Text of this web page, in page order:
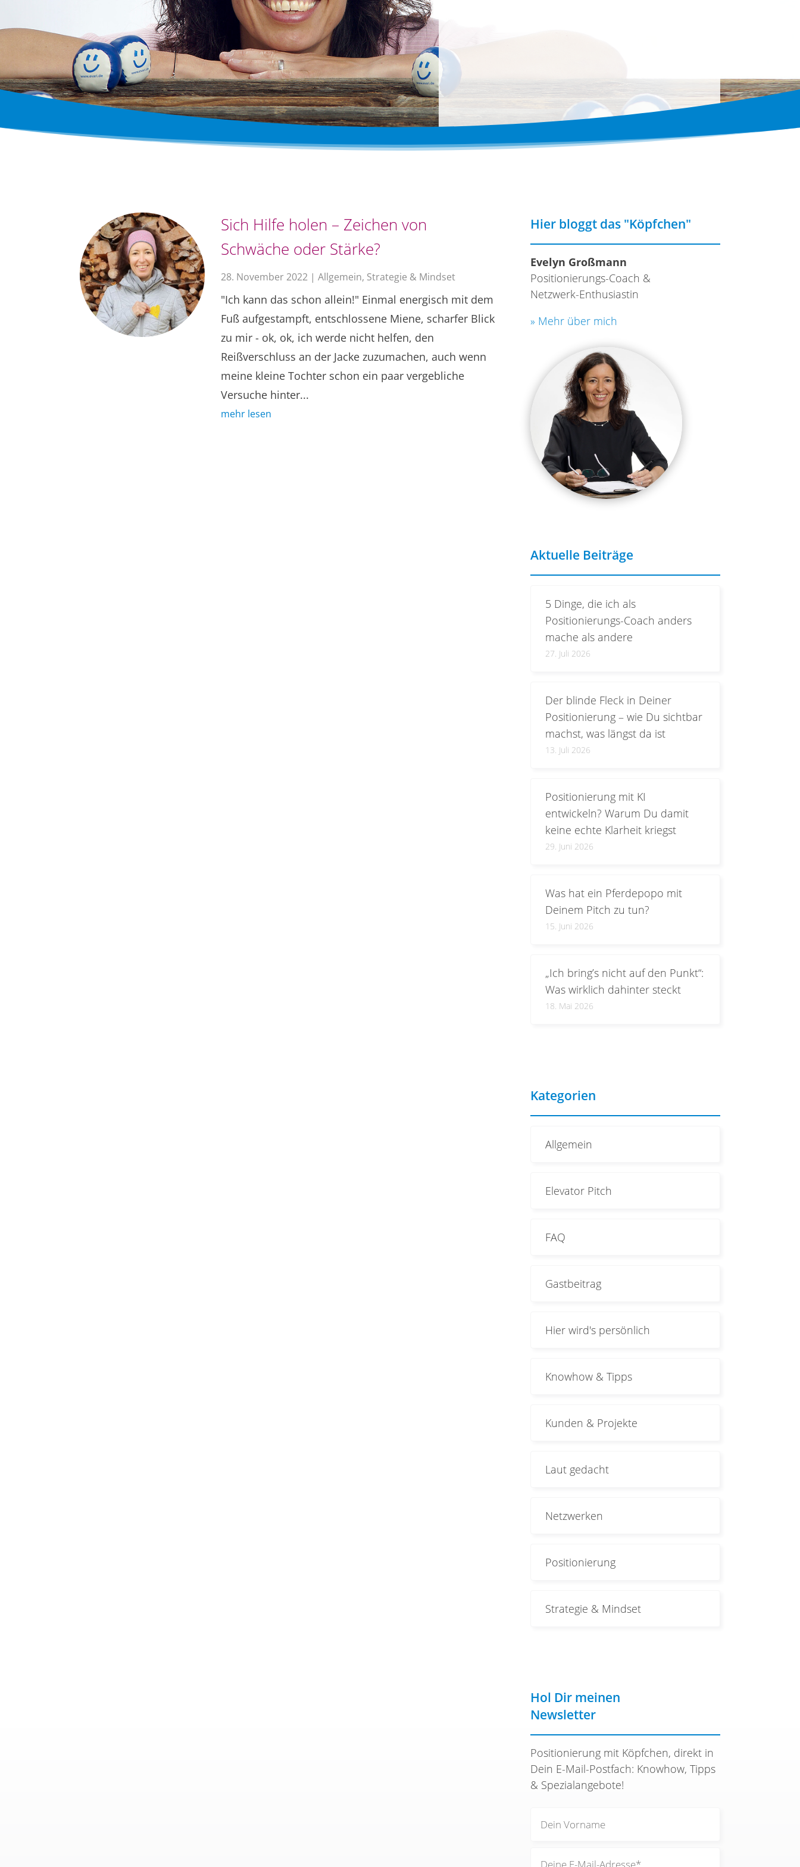
Sich Hilfe holen – Zeichen von
Schwäche oder Stärke?
28. November 2022 |Allgemein, Strategie & Mindset
"Ich kann das schon allein!" Einmal energisch mit dem
Fuß aufgestampft, entschlossene Miene, scharfer Blick
zu mir - ok, ok, ich werde nicht helfen, den
Reißverschluss an der Jacke zuzumachen, auch wenn
meine kleine Tochter schon ein paar vergebliche
Versuche hinter...
mehr lesen
Hier bloggt das "Köpfchen"
Evelyn Großmann
Positionierungs-Coach &
Netzwerk-Enthusiastin
» Mehr über mich
Aktuelle Beiträge
5 Dinge, die ich als
Positionierungs-Coach anders
mache als andere
27. Juli 2026
Der blinde Fleck in Deiner
Positionierung – wie Du sichtbar
machst, was längst da ist
13. Juli 2026
Positionierung mit KI
entwickeln? Warum Du damit
keine echte Klarheit kriegst
29. Juni 2026
Was hat ein Pferdepopo mit
Deinem Pitch zu tun?
15. Juni 2026
„Ich bring’s nicht auf den Punkt“:
Was wirklich dahinter steckt
18. Mai 2026
Kategorien
Allgemein
Elevator Pitch
FAQ
Gastbeitrag
Hier wird's persönlich
Knowhow & Tipps
Kunden & Projekte
Laut gedacht
Netzwerken
Positionierung
Strategie & Mindset
Hol Dir meinen
Newsletter
Positionierung mit Köpfchen, direkt in
Dein E-Mail-Postfach: Knowhow, Tipps
& Spezialangebote!